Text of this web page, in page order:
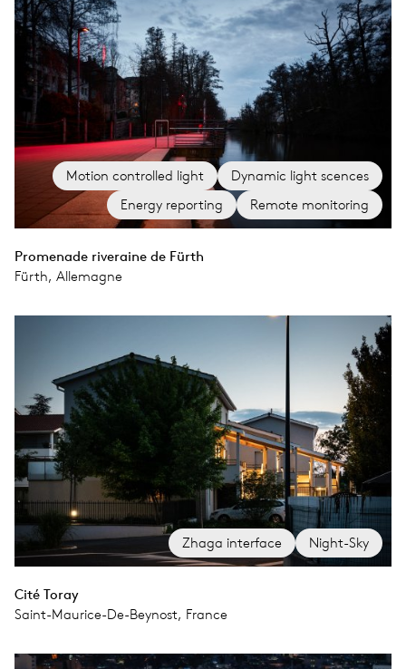
Energy reporting Remote monitoring
Motion controlled light Dynamic light scences
Promenade riveraine de Fürth
Fürth, Allemagne
Zhaga interface Night-Sky
Cité Toray
Saint-Maurice-De-Beynost, France